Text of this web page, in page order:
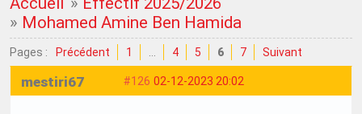
» Mohamed Amine Ben Hamida
Pages : Précédent 1 4 5 6 7 Suivant
#126 02-12-2023 20:02
mestiri67